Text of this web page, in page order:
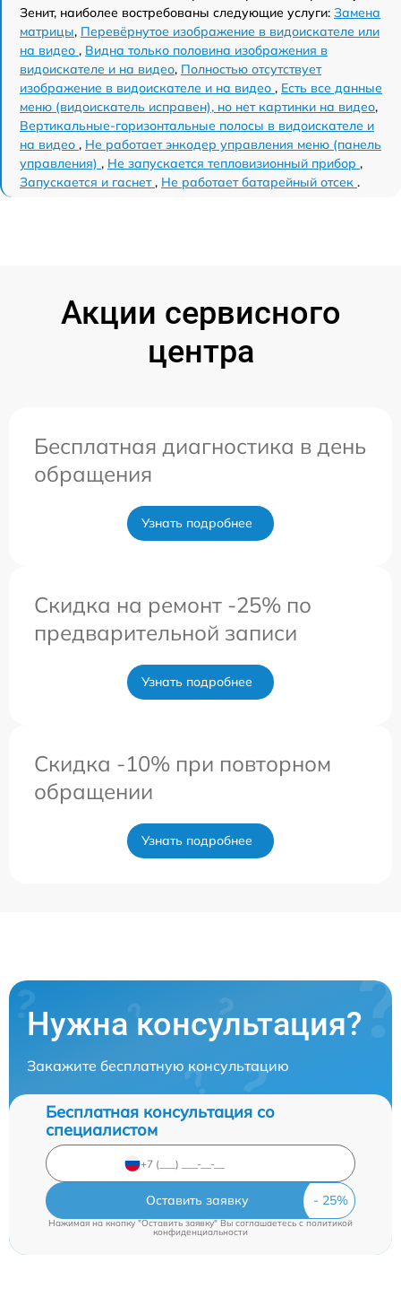
Зенит, наиболее востребованы следующие услуги: Замена
матрицы, Перевёрнутое изображение в видоискателе или
на видео , Видна только половина изображения в
видоискателе и на видео, Полностью отсутствует
изображение в видоискателе и на видео , Есть все данные
меню (видоискатель исправен), но нет картинки на видео,
Вертикальные-горизонтальные полосы в видоискателе и
на видео , Не работает энкодер управления меню (панель
управления) , Не запускается тепловизионный прибор ,
Запускается и гаснет, Не работает батарейный отсек .
Акции сервисного
центра
Бесплатная диагностика в день
обращения
Узнать подробнее
Скидка на ремонт -25% по
предварительной записи
Узнать подробнее
Скидка -10% при повторном
обращении
Узнать подробнее
Нужна консультация?
Закажите бесплатную консультацию
Бесплатная консультация со
специалистом
Оставить заявку
Нажимая на кнопку "Оставить заявку" Вы соглашаетесь c политикой
конфиденциальности